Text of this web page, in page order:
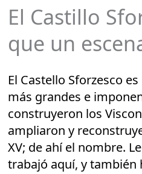
El Castillo
que un
El Castello Sforzesco
más grandes e
construyeron los
ampliaron y
XV; de ahí el nombre.
trabajó aquí, y también